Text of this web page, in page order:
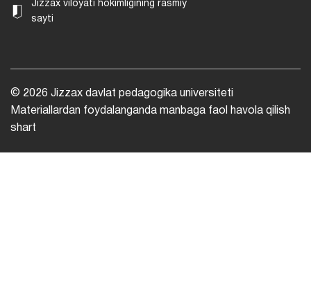
Jizzax viloyati hokimligining rasmiy
sayti
© 2026 Jizzax davlat pedagogika universiteti
Materiallardan foydalanganda manbaga faol havola qilish
shart